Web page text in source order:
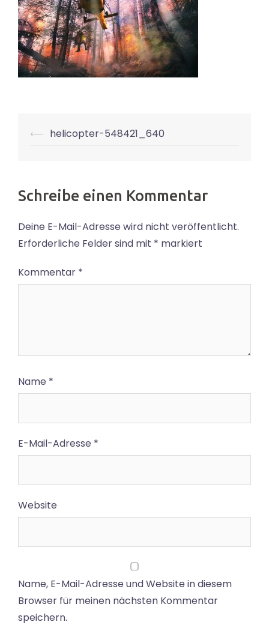
Beitrags-
⟵ helicopter-548421_640
Schreibe einen Kommentar
Deine E-Mail-Adresse wird nicht veröffentlicht.
Erforderliche Felder sind mit * markiert
Kommentar *
Name *
E-Mail-Adresse *
Website
Name, E-Mail-Adresse und Website in diesem
Browser für meinen nächsten Kommentar
speichern.